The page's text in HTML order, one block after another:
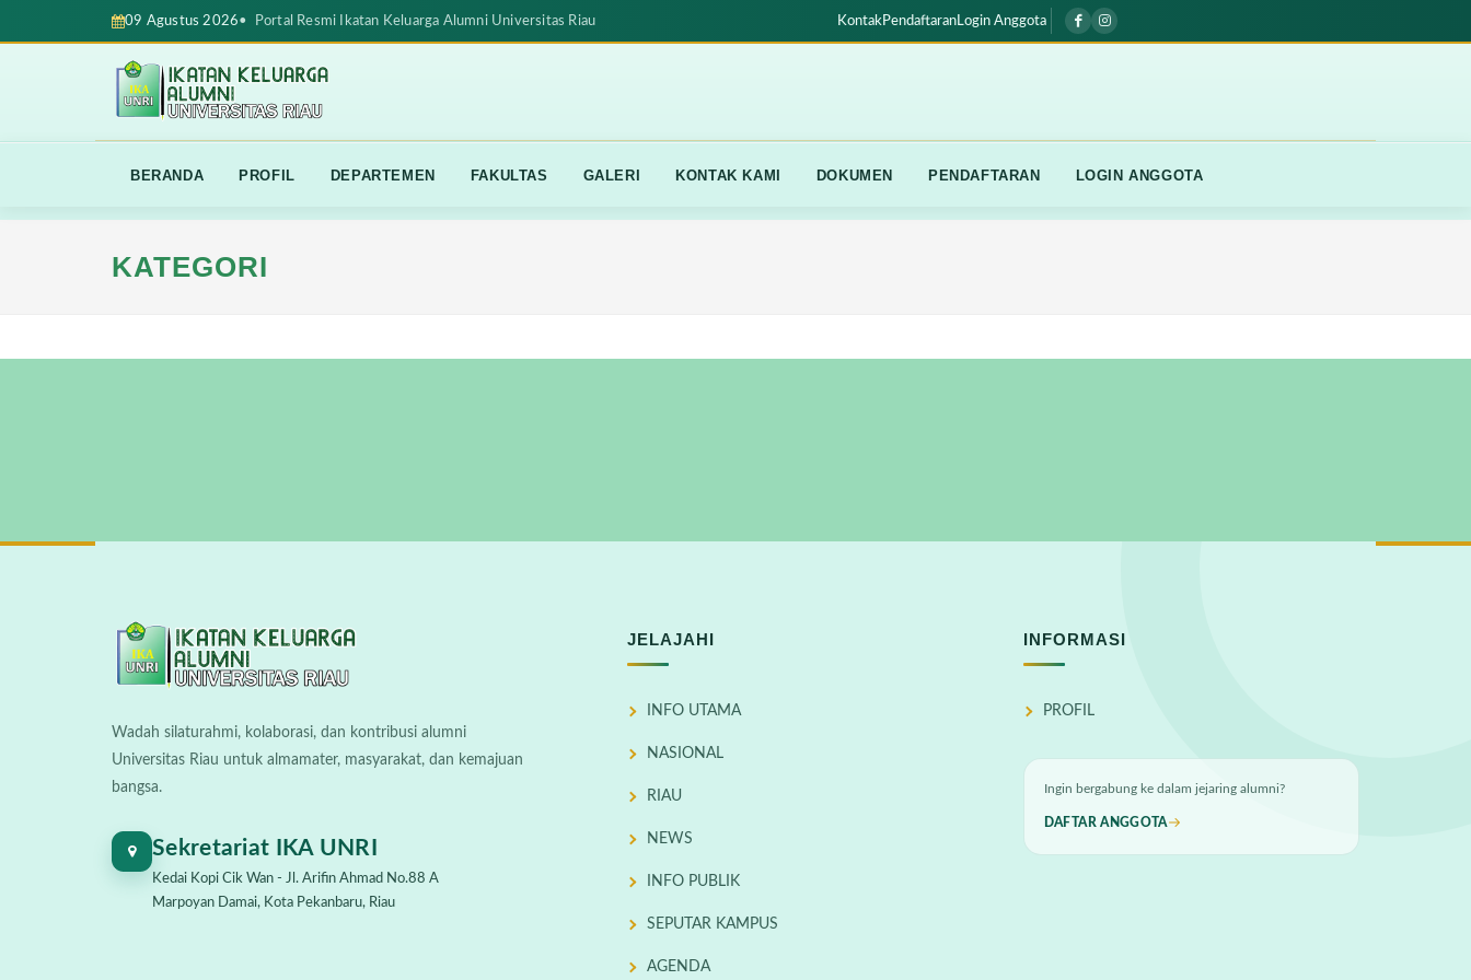
09 Agustus 2026• Portal Resmi Ikatan Keluarga Alumni Universitas Riau KontakPendaftaran Login Anggota
BERANDA PROFIL DEPARTEMEN FAKULTAS GALERI KONTAK KAMI DOKUMEN PENDAFTARAN LOGIN ANGGOTA
KATEGORI
Wadah silaturahmi, kolaborasi, dan kontribusi alumni
Universitas Riau untuk almamater, masyarakat, dan kemajuan
bangsa.
Sekretariat IKA UNRI
Kedai Kopi Cik Wan - Jl. Arifin Ahmad No.88 A
Marpoyan Damai, Kota Pekanbaru, Riau
JELAJAHI
INFO UTAMA
NASIONAL
RIAU
NEWS
INFO PUBLIK
SEPUTAR KAMPUS
AGENDA
INFORMASI
PROFIL
Ingin bergabung ke dalam jejaring alumni?
DAFTAR ANGGOTA